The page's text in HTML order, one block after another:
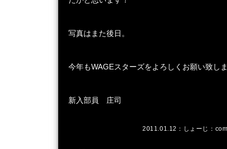
写真はまた後日。
今年もWAGEスターズをよろしくお願い致し
新入部員 庄司
2011.01.12： しょーじ ：